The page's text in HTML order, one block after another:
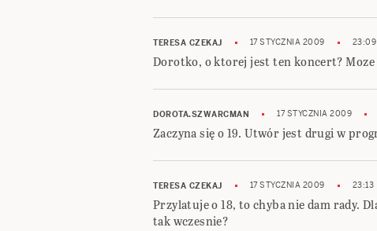
TERESA CZEKAJ 17 STYCZNIA 2009 23:09
Dorotko, o ktorej jest ten koncert? Moze
DOROTA.SZWARCMAN 17 STYCZNIA 2009
Zaczyna się o 19. Utwór jest drugi w
TERESA CZEKAJ 17 STYCZNIA 2009 23:13
Przylatuje o 18, to chyba nie dam rady.
tak wczesnie?